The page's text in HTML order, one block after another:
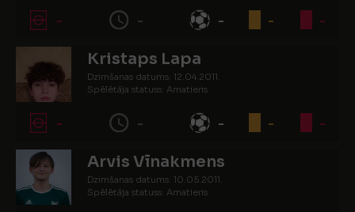
- - - - -
Kristaps Lapa
Dzimšanas datums: 12.04.2011.
Spēlētāja statuss: Amatieris
- - - - -
Arvis Vīnakmens
Dzimšanas datums: 10.05.2011.
Spēlētāja statuss: Amatieris